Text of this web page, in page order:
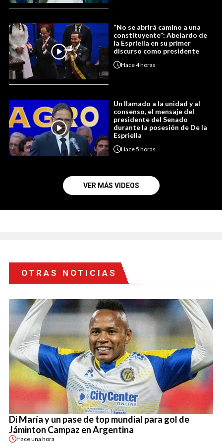
“No se abrirá camino a una
constituyente”: Abelardo de
la Espriella en su primer
discurso como presidente
Hace4 horas
Un llamado a la unidad y al
consenso, el mensaje del
presidente del Senado
durante la posesión de De la
Espriella
Hace5 horas
VER MÁS VIDEOS
OTRAS NOTICIAS
Di María y un pase de top mundial para gol de
Jáminton Campaz en Argentina
Haceuna hora